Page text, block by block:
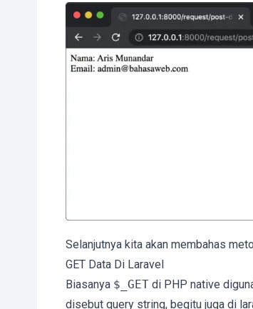
Selanjutnya kita akan membahas
GET Data Di Laravel
Biasanya $_GET di PHP native
disebut query string, begitu juga di